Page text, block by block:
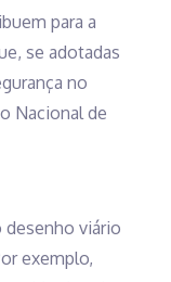
para a
se adotadas
no
Nacional de
desenho viário
exemplo,